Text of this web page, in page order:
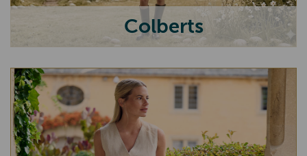
Bloomings
Agerti
Riviera Maison
Harley of Schotland
Signe Nature
Colberts